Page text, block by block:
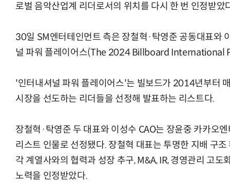
로벌 음악산업계 리더로서의 위치를 다시 한 번 인정받았
30일 SM엔터테인먼트 측은 장철혁·탁영준 공동대표와
널 파워 플레이어스(The 2024 Billboard International
'인터내셔널 파워 플레이어스'는 빌보드가 2014년부터
시장을 선도하는 리더들을 선정해 발표하는 리스트다.
장철혁·탁영준 두 대표와 이성수 CAO는 장윤중 카카오
리스트 인물로 선정됐다. 장철혁 대표는 투명한 지배 구
각 계열사와의 협력과 성장 추구, M&A, IR, 경영관리 고
노력을 인정받았다.